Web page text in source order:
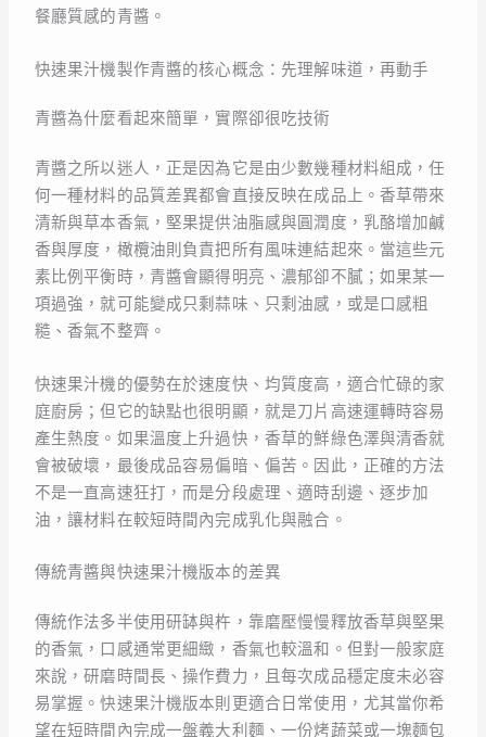
餐廳質感的青醬。
快速果汁機製作青醬的核心概念：先理解味道，再動手
青醬為什麼看起來簡單，實際卻很吃技術
青醬之所以迷人，正是因為它是由少數幾種材料組成，任
何一種材料的品質差異都會直接反映在成品上。香草帶來
清新與草本香氣，堅果提供油脂感與圓潤度，乳酪增加鹹
香與厚度，橄欖油則負責把所有風味連結起來。當這些元
素比例平衡時，青醬會顯得明亮、濃郁卻不膩；如果某一
項過強，就可能變成只剩蒜味、只剩油感，或是口感粗
糙、香氣不整齊。
快速果汁機的優勢在於速度快、均質度高，適合忙碌的家
庭廚房；但它的缺點也很明顯，就是刀片高速運轉時容易
產生熱度。如果溫度上升過快，香草的鮮綠色澤與清香就
會被破壞，最後成品容易偏暗、偏苦。因此，正確的方法
不是一直高速狂打，而是分段處理、適時刮邊、逐步加
油，讓材料在較短時間內完成乳化與融合。
傳統青醬與快速果汁機版本的差異
傳統作法多半使用研缽與杵，靠磨壓慢慢釋放香草與堅果
的香氣，口感通常更細緻，香氣也較溫和。但對一般家庭
來說，研磨時間長、操作費力，且每次成品穩定度未必容
易掌握。快速果汁機版本則更適合日常使用，尤其當你希
望在短時間內完成一盤義大利麵、一份烤蔬菜或一塊麵包